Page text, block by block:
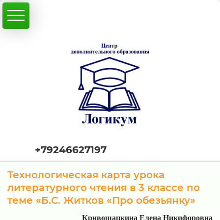
+79246627197
Технологическая карта урока
литературного чтения в 3 классе по
теме «Б.С. Житков «Про обезьянку»
Кривошапкина Елена Никифоровна